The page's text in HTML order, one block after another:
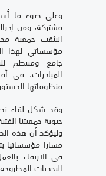
وعلى ضوء ما
مشتركة، ومن
انبثقت جمعية
مؤسساتي لهذا
جامع ومنتظم
المبادرات، في
منظوماتها
وقد شكل لقاء نصف
حيوية جمعيتنا
وليؤكد أن هذه
مسارا مؤسساتيا
في الارتقاء
التحديات